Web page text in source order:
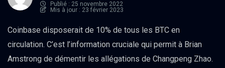
Publié : 25 novembre 2022
Mis à jour : 23 février 2023
Coinbase disposerait de 10% de tous les BTC en
circulation. C’est l’information cruciale qui permit à Brian
Amstrong de démentir les allégations de Changpeng Zhao.